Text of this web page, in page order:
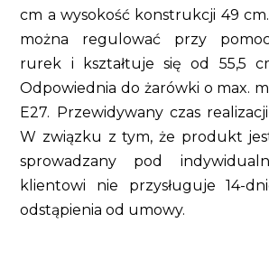
cm a wysokość konstrukcji 49
można regulować przy
rurek i kształtuje się od 55,5
Odpowiednia do żarówki o max.
E27. Przewidywany czas
W związku z tym, że produkt
sprowadzany pod
klientowi nie przysługuje 14-
odstąpienia od umowy.